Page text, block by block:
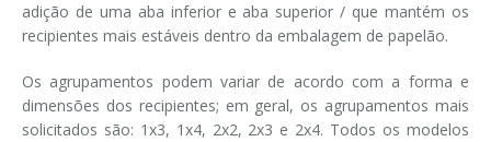
adição de uma aba inferior e aba superior / que mantém os
recipientes mais estáveis dentro da embalagem de papelão.
Os agrupamentos podem variar de acordo com a forma e
dimensões dos recipientes; em geral, os agrupamentos mais
solicitados são: 1x3, 1x4, 2x2, 2x3 e 2x4. Todos os modelos